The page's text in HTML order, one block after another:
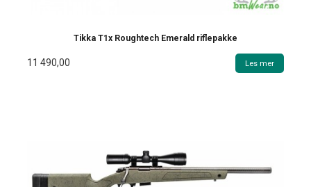
Tikka T1x Roughtech Emerald riflepakke
11 490,00 Les mer